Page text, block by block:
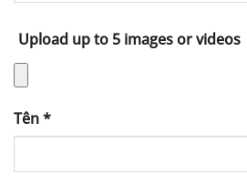
Upload up to 5 images or videos
Tên*